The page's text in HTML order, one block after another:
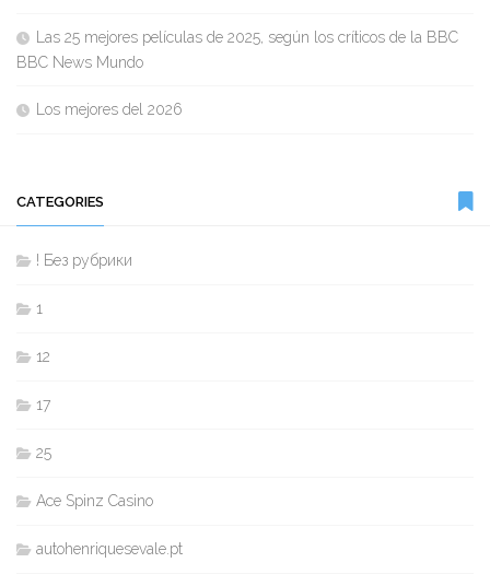
Las 25 mejores películas de 2025, según los críticos de la BBC
BBC News Mundo
Los mejores del 2026
CATEGORIES
! Без рубрики
1
12
17
25
Ace Spinz Casino
autohenriquesevale.pt